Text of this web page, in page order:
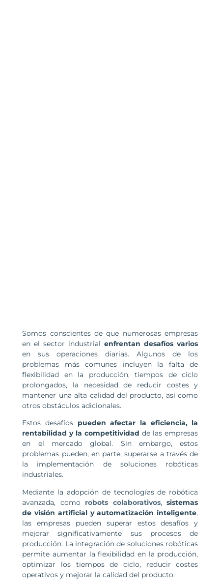
Somos conscientes de que numerosas empresas
en el sector industrialenfrentan desafíos varios
en sus operaciones diarias. Algunos de los
problemas más comunes incluyen la falta de
flexibilidad en la producción, tiempos de ciclo
prolongados, la necesidad de reducir costes y
mantener una alta calidad del producto, así como
otros obstáculos adicionales.
Estos desafíos pueden afectar la eficiencia, la
rentabilidad y la competitividad de las empresas
en el mercado global. Sin embargo, estos
problemas pueden, en parte, superarse a través de
la implementación de soluciones robóticas
industriales.
Mediante la adopción de tecnologías de robótica
avanzada, como robots colaborativos,sistemas
de visión artificial y automatización inteligente,
las empresas pueden superar estos desafíos y
mejorar significativamente sus procesos de
producción. La integración de soluciones robóticas
permite aumentar la flexibilidad en la producción,
optimizar los tiempos de ciclo, reducir costes
operativos y mejorar la calidad del producto.